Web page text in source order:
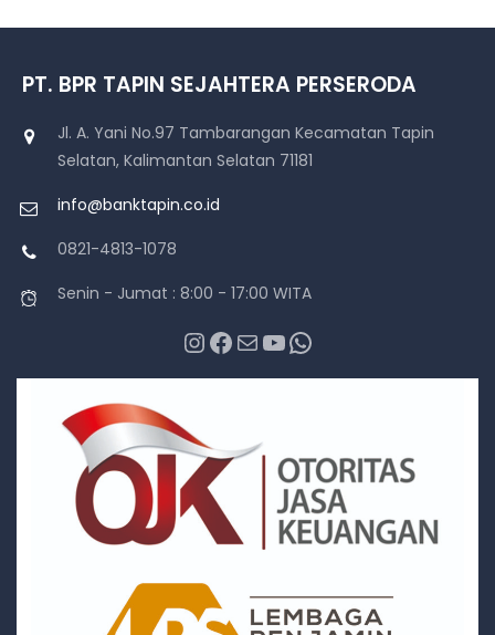
PT. BPR TAPIN SEJAHTERA PERSERODA
Jl. A. Yani No.97 Tambarangan Kecamatan Tapin
Selatan, Kalimantan Selatan 71181
info@banktapin.co.id
0821-4813-1078
Senin - Jumat : 8:00 - 17:00 WITA
InstagramFacebook Mail YouTube WhatsApp